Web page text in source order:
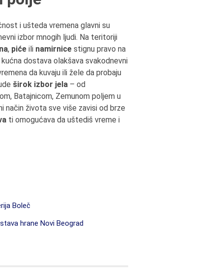
i ušteda vremena glavni su
izbor mnogih ljudi. Na teritoriji
, piće ili namirnice stignu pravo na
dostava olakšava svakodnevni
da kuvaju ili žele da probaju
širok izbor jela – od
Batajnicom, Zemunom poljem u
način života sve više zavisi od brze
ti omogućava da uštediš vreme i
Boleč
hrane Novi Beograd